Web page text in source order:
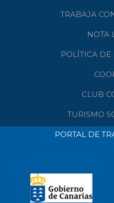
TRABAJA
NOTA
POLÍTICA DE
CLUB
TURISMO
PORTAL DE